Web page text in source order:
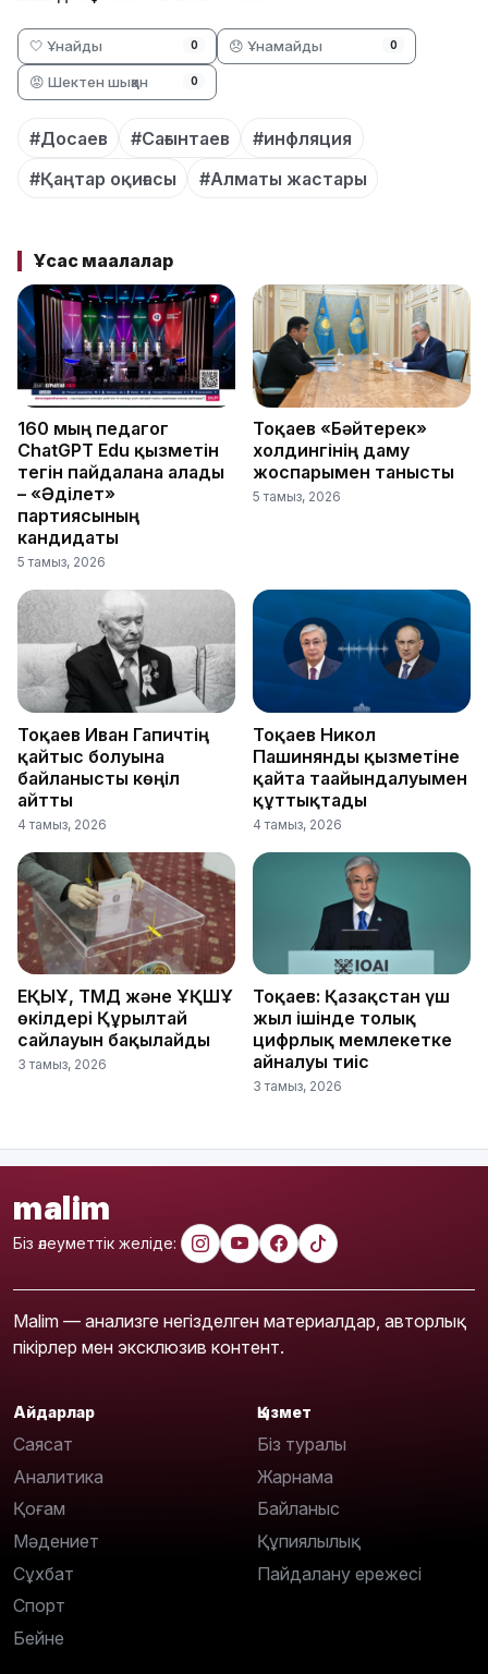
🤍 Ұнайды 0 😞 Ұнамайды 0
😡 Шектен шыққан 0
#Досаев #Сағынтаев
#инфляция
#Қаңтар оқиғасы
#Алматы жастары
Ұқсас мақалалар
160 мың педагог
ChatGPT Edu қызметін
тегін пайдалана алады
– «Әділет»
партиясының
кандидаты
5 тамыз, 2026
Тоқаев «Бәйтерек»
холдингінің даму
жоспарымен танысты
5 тамыз, 2026
Тоқаев Иван Гапичтің
қайтыс болуына
байланысты көңіл
айтты
4 тамыз, 2026
Тоқаев Никол
Пашинянды қызметіне
қайта тағайындалуымен
құттықтады
4 тамыз, 2026
ЕҚЫҰ, ТМД және ҰҚШҰ
өкілдері Құрылтай
сайлауын бақылайды
3 тамыз, 2026
Тоқаев: Қазақстан үш
жыл ішінде толық
цифрлық мемлекетке
айналуы тиіс
3 тамыз, 2026
malim
Біз әлеуметтік желіде:
Malim — анализге негізделген материалдар, авторлық
пікірлер мен эксклюзив контент.
Айдарлар
Саясат
Аналитика
Қоғам
Мәдениет
Сұхбат
Спорт
Бейне
Қызмет
Біз туралы
Жарнама
Байланыс
Құпиялылық
Пайдалану ережесі